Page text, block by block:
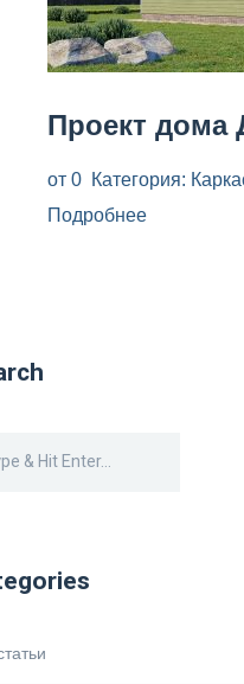
Проект дома
от 0 Категория:
Подробнее